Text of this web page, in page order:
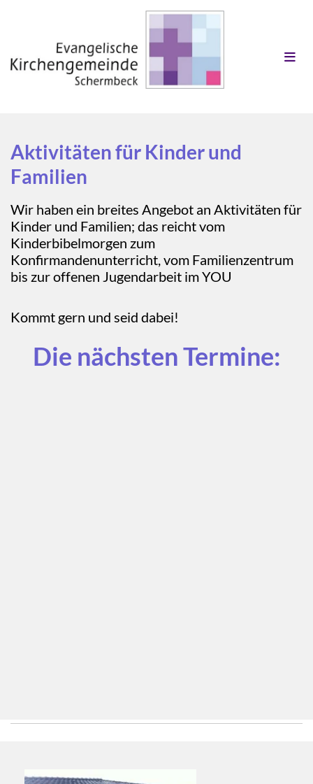
Aktivitäten für Kinder und
Familien
Wir haben ein breites Angebot an Aktivitäten für
Kinder und Familien; das reicht vom
Kinderbibelmorgen zum
Konfirmandenunterricht, vom Familienzentrum
bis zur offenen Jugendarbeit im YOU
Kommt gern und seid dabei!
Die nächsten Termine: